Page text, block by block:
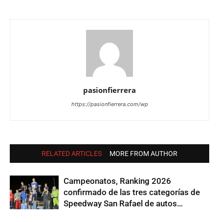
pasionfierrera
https://pasionfierrera.com/wp
RELATED ARTICLES MORE FROM AUTHOR
Campeonatos, Ranking 2026
confirmado de las tres categorías de
Speedway San Rafael de autos…